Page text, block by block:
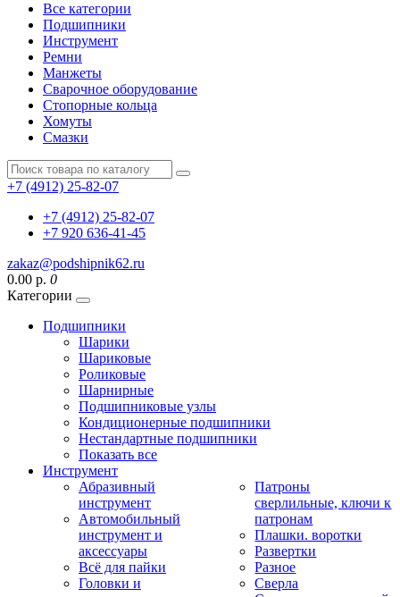
Все категории
Подшипники
Инструмент
Ремни
Манжеты
Сварочное оборудование
Стопорные кольца
Хомуты
Смазки
+7 (4912) 25-82-07
+7 (4912) 25-82-07
+7 920 636-41-45
zakaz@podshipnik62.ru
0.00 р. 0
Категории
Подшипники
Шарики
Шариковые
Роликовые
Шарнирные
Подшипниковые узлы
Кондиционерные подшипники
Нестандартные подшипники
Показать все
Инструмент
Абразивный
инструмент
Автомобильный
инструмент и
аксессуары
Всё для пайки
Головки и
Патроны
сверлильные, ключи к
патронам
Плашки. воротки
Развертки
Разное
Сверла